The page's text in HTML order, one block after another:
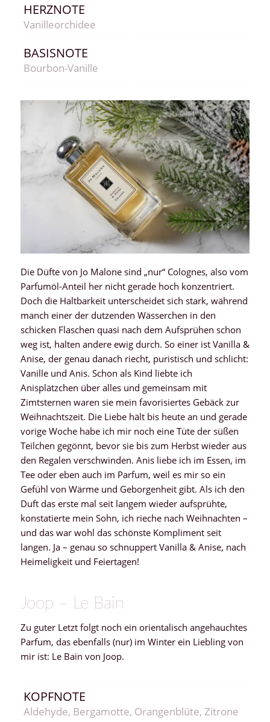
HERZNOTE
Vanilleorchidee
BASISNOTE
Bourbon-Vanille
Die Düfte von Jo Malone sind „nur“ Colognes, also vom
Parfumöl-Anteil her nicht gerade hoch konzentriert.
Doch die Haltbarkeit unterscheidet sich stark, während
manch einer der dutzenden Wässerchen in den
schicken Flaschen quasi nach dem Aufsprühen schon
weg ist, halten andere ewig durch. So einer ist Vanilla &
Anise, der genau danach riecht, puristisch und schlicht:
Vanille und Anis. Schon als Kind liebte ich
Anisplätzchen über alles und gemeinsam mit
Zimtsternen waren sie mein favorisiertes Gebäck zur
Weihnachtszeit. Die Liebe hält bis heute an und gerade
vorige Woche habe ich mir noch eine Tüte der süßen
Teilchen gegönnt, bevor sie bis zum Herbst wieder aus
den Regalen verschwinden. Anis liebe ich im Essen, im
Tee oder eben auch im Parfum, weil es mir so ein
Gefühl von Wärme und Geborgenheit gibt. Als ich den
Duft das erste mal seit langem wieder aufsprühte,
konstatierte mein Sohn, ich rieche nach Weihnachten –
und das war wohl das schönste Kompliment seit
langen. Ja – genau so schnuppert Vanilla & Anise, nach
Heimeligkeit und Feiertagen!
Joop – Le Bain
Zu guter Letzt folgt noch ein orientalisch angehauchtes
Parfum, das ebenfalls (nur) im Winter ein Liebling von
mir ist: Le Bain von Joop.
KOPFNOTE
Aldehyde, Bergamotte, Orangenblüte, Zitrone